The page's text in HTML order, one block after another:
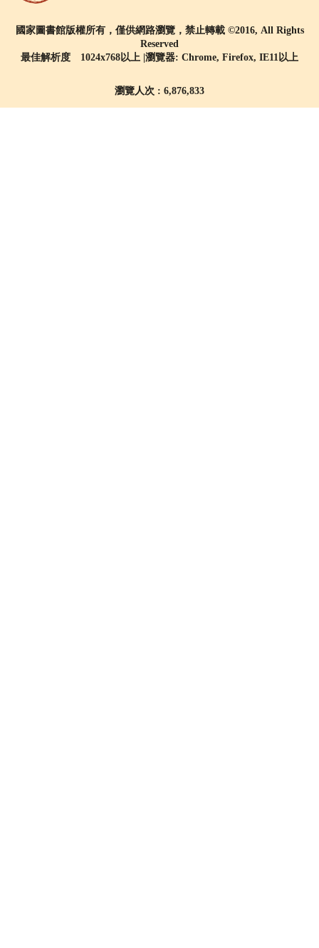
國家圖書館版權所有，僅供網路瀏覽，禁止轉載 ©2016, All Rights
Reserved
最佳解析度 1024x768以上 |瀏覽器: Chrome, Firefox, IE11以上
瀏覽人次 : 6,876,833